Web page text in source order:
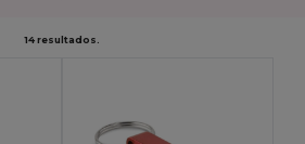
14 resultados.